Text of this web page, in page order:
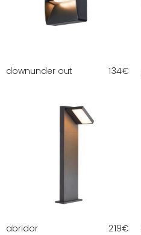
downunder out 134€
abridor 219€